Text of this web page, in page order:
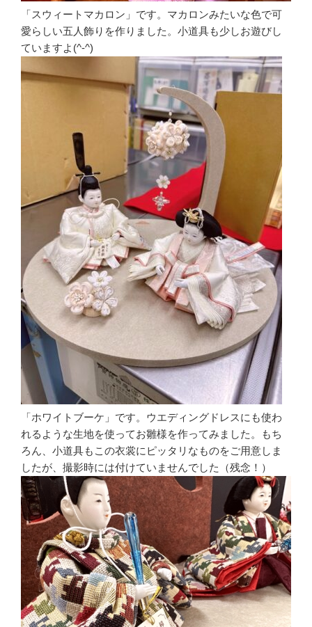
「スウィートマカロン」です。マカロンみたいな色で可
愛らしい五人飾りを作りました。小道具も少しお遊びし
ていますよ(^-^)
「ホワイトブーケ」です。ウエディングドレスにも使わ
れるような生地を使ってお雛様を作ってみました。もち
ろん、小道具もこの衣裳にピッタリなものをご用意しま
したが、撮影時には付けていませんでした（残念！）